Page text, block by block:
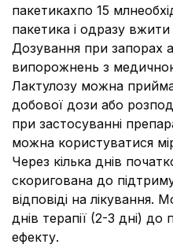
пакетикахпо 15
пакетика і одразу вжити
Дозування при запорах
випорожнень з
Лактулозу можна
добової дози або
при застосуванні
можна користуватися
Через кілька днів
скоригована до
відповіді на лікування.
днів терапії (2-3 дні) до
ефекту.